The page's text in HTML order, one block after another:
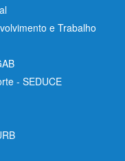
e Trabalho
- SEDUCE